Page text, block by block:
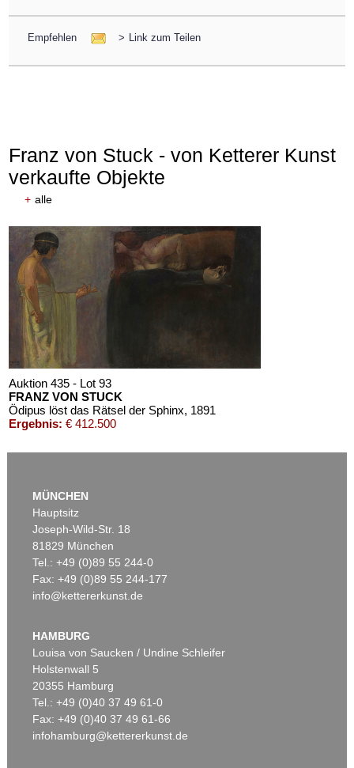
Empfehlen > Link zum Teilen
Franz von Stuck - von Ketterer Kunst
verkaufte Objekte
+ alle
Auktion 435 - Lot 93
FRANZ VON STUCK
Ödipus löst das Rätsel der Sphinx, 1891
Ergebnis: € 412.500
Auktion 446 - Lot 20
Ergebnis:€ 375.000
MÜNCHEN
Hauptsitz
Joseph-Wild-Str. 18
81829 München
Tel.: +49 (0)89 55 244-0
Fax: +49 (0)89 55 244-177
info@kettererkunst.de
HAMBURG
Louisa von Saucken / Undine Schleifer
Holstenwall 5
20355 Hamburg
Tel.: +49 (0)40 37 49 61-0
Fax: +49 (0)40 37 49 61-66
infohamburg@kettererkunst.de